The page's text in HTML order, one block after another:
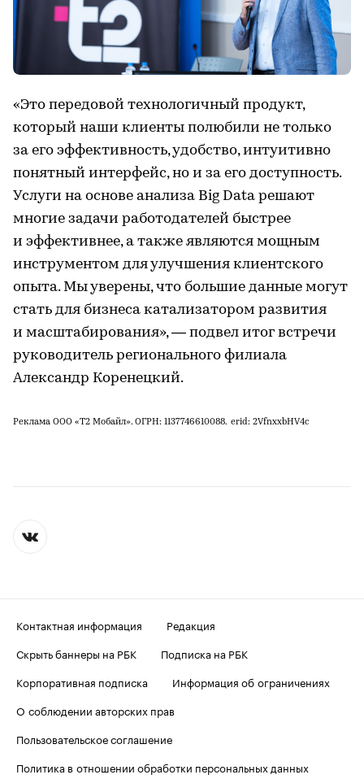
«Это передовой технологичный продукт,
который наши клиенты полюбили не только
за его эффективность, удобство, интуитивно
понятный интерфейс, но и за его доступность.
Услуги на основе анализа Big Data решают
многие задачи работодателей быстрее
и эффективнее, а также являются мощным
инструментом для улучшения клиентского
опыта. Мы уверены, что большие данные могут
стать для бизнеса катализатором развития
и масштабирования», — подвел итог встречи
руководитель регионального филиала
Александр Коренецкий.
Реклама ООО «Т2 Мобайл». ОГРН: 1137746610088. erid: 2VfnxxbHV4c
Контактная информация
Редакция
Скрыть баннеры на РБК
Подписка на РБК
Корпоративная подписка
Информация об ограничениях
О соблюдении авторских прав
Пользовательское соглашение
Политика в отношении обработки персональных данных